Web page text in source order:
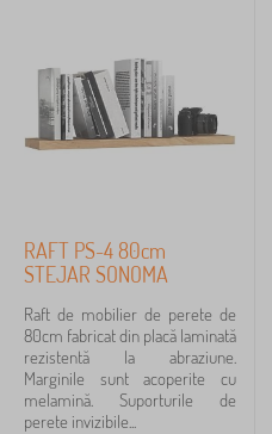
RAFT PS-4 80cm
STEJAR SONOMA
Raft de mobilier de perete de
80cm fabricat din placă laminată
rezistentă la abraziune.
Marginile sunt acoperite cu
melamină. Suporturile de
perete invizibile...